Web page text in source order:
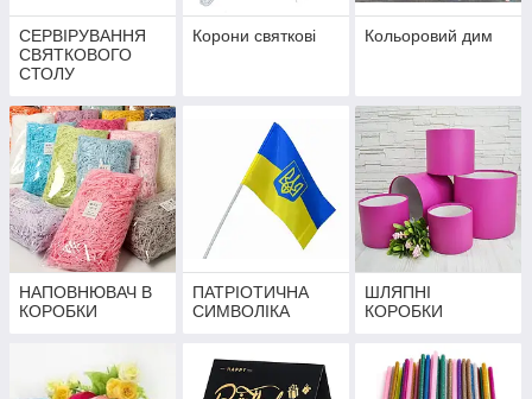
СЕРВІРУВАННЯ
СВЯТКОВОГО
СТОЛУ
Корони святкові Кольоровий дим
НАПОВНЮВАЧ В
КОРОБКИ
ПАТРІОТИЧНА
СИМВОЛІКА
ШЛЯПНІ
КОРОБКИ